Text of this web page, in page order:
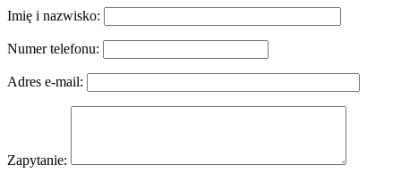
Imię i nazwisko:
Numer telefonu:
Adres e-mail:
Zapytanie: